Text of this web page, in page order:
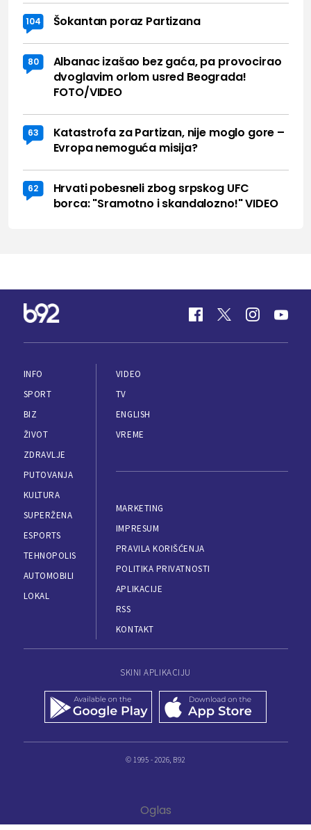
104 Šokantan poraz Partizana
80
Albanac izašao bez gaća, pa provocirao
dvoglavim orlom usred Beograda!
FOTO/VIDEO
63
Katastrofa za Partizan, nije moglo gore –
Evropa nemoguća misija?
62
Hrvati pobesneli zbog srpskog UFC
borca: "Sramotno i skandalozno!" VIDEO
INFO
SPORT
BIZ
ŽIVOT
ZDRAVLJE
PUTOVANJA
KULTURA
SUPERŽENA
ESPORTS
TEHNOPOLIS
AUTOMOBILI
LOKAL
VIDEO
TV
ENGLISH
VREME
MARKETING
IMPRESUM
PRAVILA KORIŠĆENJA
POLITIKA PRIVATNOSTI
APLIKACIJE
RSS
KONTAKT
SKINI APLIKACIJU
© 1995 - 2026, B92